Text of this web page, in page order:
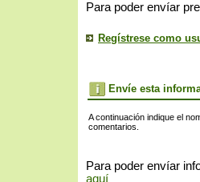
Para poder envíar
Regístrese como
Envíe esta
A continuación indique el
comentarios.
Para poder envíar
aquí